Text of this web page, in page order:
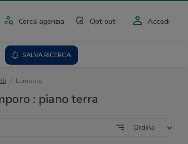
Cerca agenzia Opt out Accedi
SALVA RICERCA
Lamporo
: piano terra
Ordina